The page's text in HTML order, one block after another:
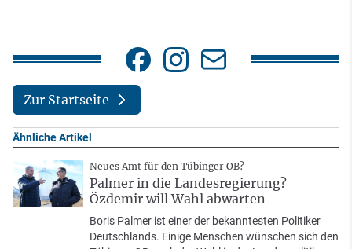
Zur Startseite
Ähnliche Artikel
Neues Amt für den Tübinger OB?
Palmer in die Landesregierung?
Özdemir will Wahl abwarten
Boris Palmer ist einer der bekanntesten Politiker
Deutschlands. Einige Menschen wünschen sich den